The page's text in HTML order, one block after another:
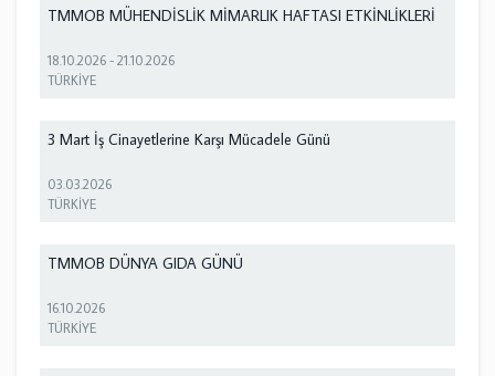
TMMOB MÜHENDİSLİK MİMARLIK HAFTASI ETKİNLİKLERİ
18.10.2026 -21.10.2026
TÜRKİYE
3 Mart İş Cinayetlerine Karşı Mücadele Günü
03.03.2026
TÜRKİYE
TMMOB DÜNYA GIDA GÜNÜ
16.10.2026
TÜRKİYE